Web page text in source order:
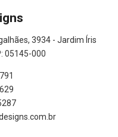
3934 - Jardim Íris
05145-000